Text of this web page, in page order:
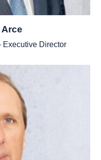
Executive Director